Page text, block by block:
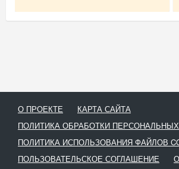
О ПРОЕКТЕ
КАРТА САЙТА
ПОЛИТИКА ОБРАБОТКИ
ПОЛИТИКА ИСПОЛЬЗОВАНИЯ ФАЙЛОВ
ПОЛЬЗОВАТЕЛЬСКОЕ СОГЛАШЕНИЕ